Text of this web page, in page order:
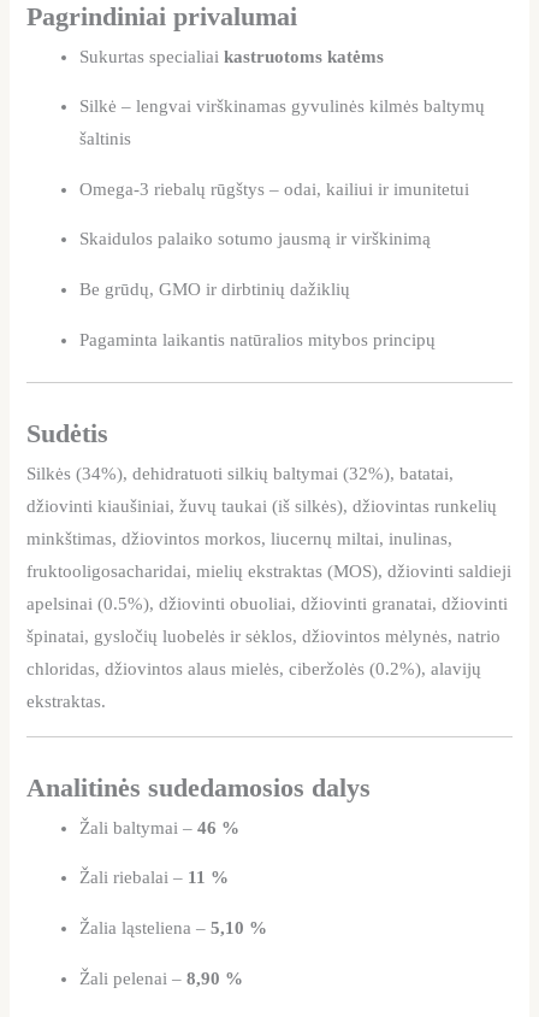
Pagrindiniai privalumai
Sukurtas specialiaikastruotoms katėms
Silkė – lengvai virškinamas gyvulinės kilmės baltymų
šaltinis
Omega-3 riebalų rūgštys – odai, kailiui ir imunitetui
Skaidulos palaiko sotumo jausmą ir virškinimą
Be grūdų, GMO ir dirbtinių dažiklių
Pagaminta laikantis natūralios mitybos principų
Sudėtis
Silkės (34%), dehidratuoti silkių baltymai (32%), batatai,
džiovinti kiaušiniai, žuvų taukai (iš silkės), džiovintas runkelių
minkštimas, džiovintos morkos, liucernų miltai, inulinas,
fruktooligosacharidai, mielių ekstraktas (MOS), džiovinti saldieji
apelsinai (0.5%), džiovinti obuoliai, džiovinti granatai, džiovinti
špinatai, gysločių luobelės ir sėklos, džiovintos mėlynės, natrio
chloridas, džiovintos alaus mielės, ciberžolės (0.2%), alavijų
ekstraktas.
Analitinės sudedamosios dalys
Žali baltymai –46 %
Žali riebalai – 11 %
Žalia ląsteliena –5,10 %
Žali pelenai –8,90 %